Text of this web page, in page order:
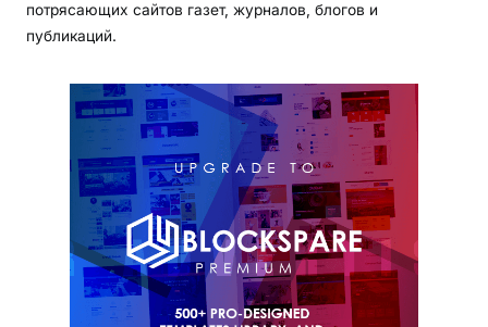
потрясающих сайтов газет, журналов, блогов и
публикаций.